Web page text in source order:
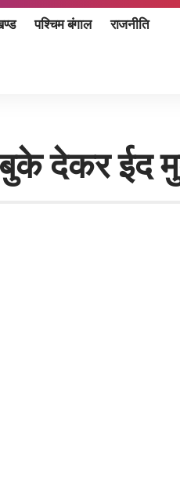
पश्चिम बंगाल राजनीति
देकर ईद